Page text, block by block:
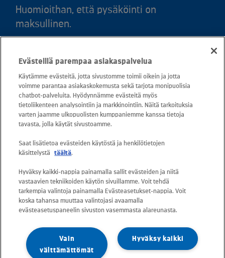
Huomioithan, että pysäköinti on
maksullinen.
snt/puhelu + 16,69 snt/min)
Asiakaspalvelu: 0800 30880
avoinna arkisin ma - pe klo 8-16
sähköposti:
etunimi.sukunimi@kuusakoski.com, ellei
yhteystiedoissa toisin mainita.
Tietosuoja Kuusakoskella
Tietoturvapolitiikka
Evästeillä parempaa asiakaspalvelua
Käytämme evästeitä, jotta sivustomme toimii oikein ja jotta
voimme parantaa asiakaskokemusta sekä tarjota monipuolisia
chatbot-palveluita. Hyödynnämme evästeitä myös
tietoliikenteen analysointiin ja markkinointiin. Näitä tarkoituksia
varten jaamme ulkopuolisten kumppaniemme kanssa tietoja
tavasta, jolla käytät sivustoamme.
Saat lisätietoa evästeiden käytöstä ja henkilötietojen
käsittelystä
täältä.
Hyväksy kaikki-nappia painamalla sallit evästeiden ja niitä
vastaavien tekniikoiden käytön sivuillamme. Voit tehdä
tarkempia valintoja painamalla Evästeasetukset-nappia. Voit
koska tahansa muuttaa valintojasi avaamalla
evästeasetuspaneelin sivuston vasemmasta alareunasta.
Hyväksy kaikki
Vain
välttämättömät